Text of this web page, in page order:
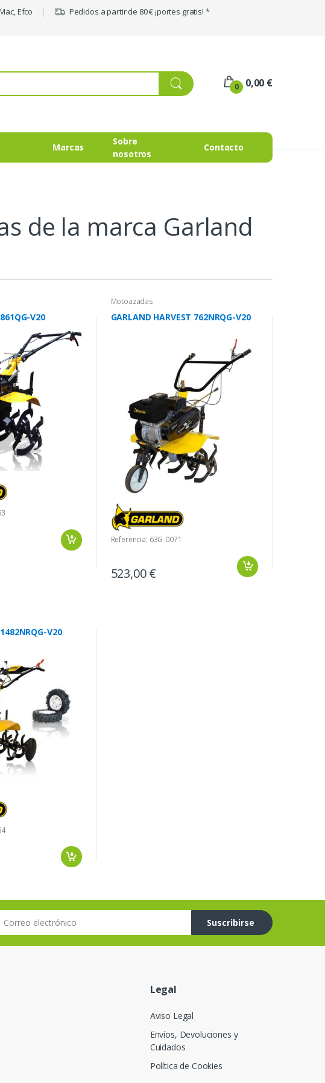
Efco
Pedidos a partir de 80 € ¡portes gratis! *
0 0,00 €
Marcas
Sobre
nosotros
Contacto
de la marca Garland
V20
Motoazadas
GARLAND HARVEST 762NRQG-V20
Referencia: 63G-0071
523,00 €
V20
electrónico
Suscribirse
Legal
Aviso Legal
Envíos, Devoluciones y
Cuidados
Política de Cookies